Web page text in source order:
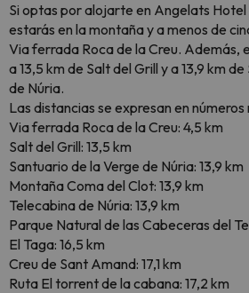
Si optas por alojarte en Angelats Hotel
estarás en la montaña y a menos de
Via ferrada Roca de la Creu. Además,
a 13,5 km de Salt del Grill y a 13,9 km
de Núria.
Las distancias se expresan en números
Via ferrada Roca de la Creu: 4,5 km
Salt del Grill: 13,5 km
Santuario de la Verge de Núria: 13,9 km
Montaña Coma del Clot: 13,9 km
Telecabina de Núria: 13,9 km
Parque Natural de las Cabeceras del
El Taga: 16,5 km
Creu de Sant Amand: 17,1 km
Ruta El torrent de la cabana: 17,2 km